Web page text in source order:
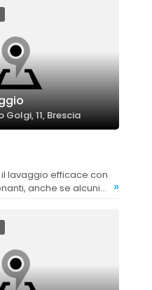
11, Brescia
anche se alcuni
è percepita
prestazioni di alcuni
»